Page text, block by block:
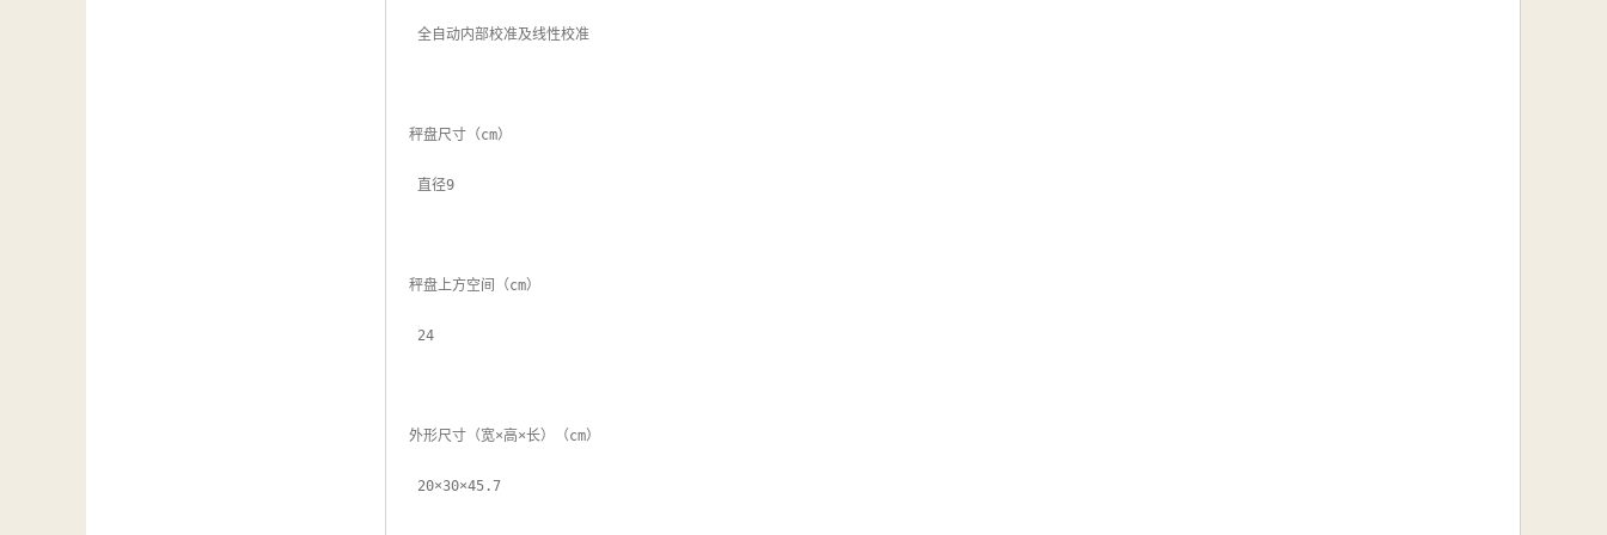
秤盘尺寸（cm）
秤盘上方空间（cm）
外形尺寸（宽×高×长）（cm）